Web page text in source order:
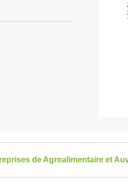
de Agroalimentaire et